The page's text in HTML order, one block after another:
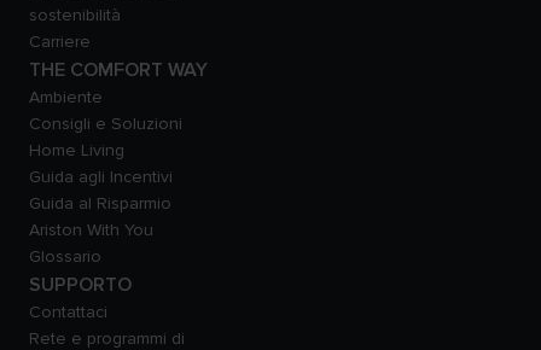
sostenibilità
Carriere
THE COMFORT WAY
Ambiente
Consigli e Soluzioni
Home Living
Guida agli Incentivi
Guida al Risparmio
Ariston With You
Glossario
SUPPORTO
Contattaci
Rete e programmi di